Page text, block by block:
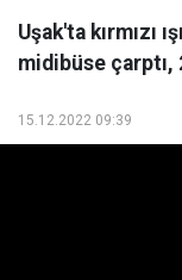
Uşak'ta kırmızı
midibüse çarptı,
15.12.2022 09:39